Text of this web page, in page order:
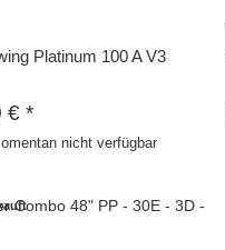
Platinum 100 A V3
€*
nicht verfügbar